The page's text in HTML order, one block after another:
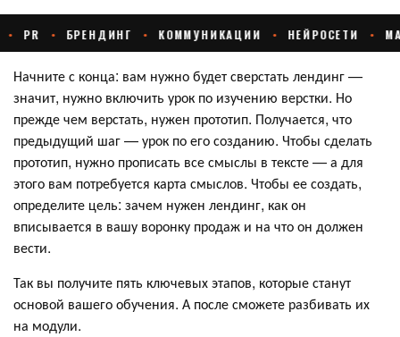
Начните с конца: вам нужно будет сверстать лендинг —
значит, нужно включить урок по изучению верстки. Но
прежде чем верстать, нужен прототип. Получается, что
предыдущий шаг — урок по его созданию. Чтобы сделать
прототип, нужно прописать все смыслы в тексте — а для
этого вам потребуется карта смыслов. Чтобы ее создать,
определите цель: зачем нужен лендинг, как он
вписывается в вашу воронку продаж и на что он должен
вести.
Так вы получите пять ключевых этапов, которые станут
основой вашего обучения. А после сможете разбивать их
на модули.